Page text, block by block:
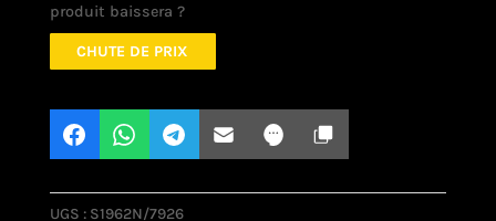
produit baissera ?
CHUTE DE PRIX
UGS : S1962N/7926